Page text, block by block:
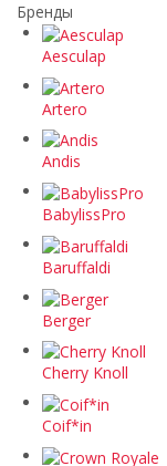
Бренды
Aesculap
Artero
Andis
BabylissPro
Baruffaldi
Berger
Cherry Knoll
Coif*in